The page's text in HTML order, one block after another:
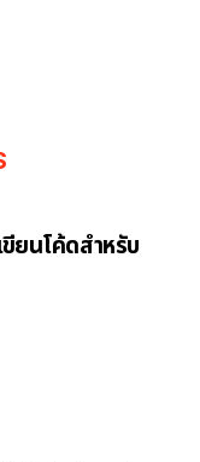
ยนโค้ดสำหรับ